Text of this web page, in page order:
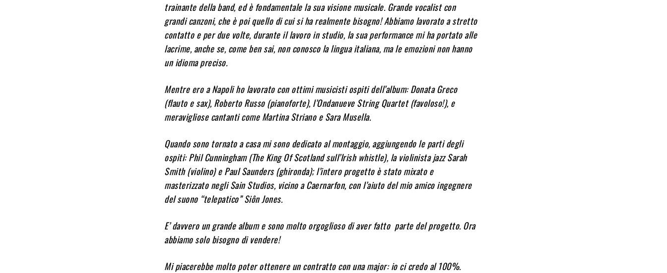
trainante della band, ed è fondamentale la sua visione musicale. Grande vocalist con
grandi canzoni, che è poi quello di cui si ha realmente bisogno! Abbiamo lavorato a stretto
contatto e per due volte, durante il lavoro in studio, la sua performance mi ha portato alle
lacrime, anche se, come ben sai, non conosco la lingua italiana, ma le emozioni non hanno
un idioma preciso.
Mentre ero a Napoli ho lavorato con ottimi musicisti ospiti dell’album: Donata Greco
(flauto e sax), Roberto Russo (pianoforte), l’Ondanueve String Quartet (favoloso!), e
meravigliose cantanti come Martina Striano e Sara Musella.
Quando sono tornato a casa mi sono dedicato al montaggio, aggiungendo le parti degli
ospiti: Phil Cunningham (The King Of Scotland sull’Irish whistle), la violinista jazz Sarah
Smith (violino) e Paul Saunders (ghironda); l’intero progetto è stato mixato e
masterizzato negli Sain Studios, vicino a Caernarfon, con l’aiuto del mio amico ingegnere
del suono “telepatico” Siôn Jones.
E’ davvero un grande album e sono molto orgoglioso di aver fatto parte del progetto. Ora
abbiamo solo bisogno di vendere!
Mi piacerebbe molto poter ottenere un contratto con una major: io ci credo al 100%.